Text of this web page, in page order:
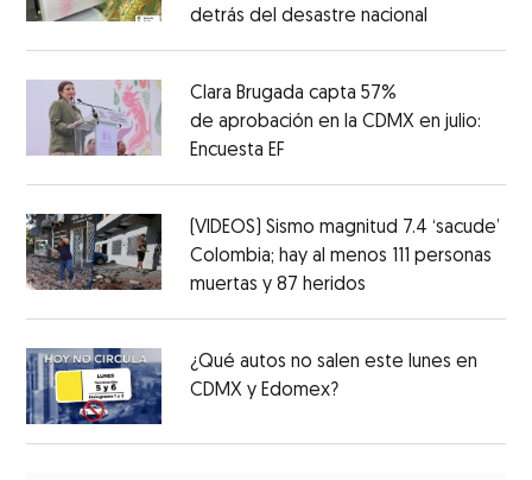
detrás del desastre nacional
Clara Brugada capta 57%
de aprobación en la CDMX en julio:
Encuesta EF
(VIDEOS) Sismo magnitud 7.4 ‘sacude’
Colombia; hay al menos 111 personas
muertas y 87 heridos
¿Qué autos no salen este lunes en
CDMX y Edomex?